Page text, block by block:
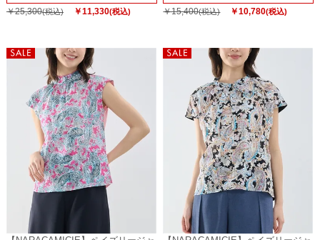
￥25,300(税込) ￥11,330(税込) ￥15,400(税込) ￥10,780(税込)